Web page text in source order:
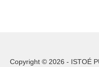
Copyright © 2026 - ISTOÉ